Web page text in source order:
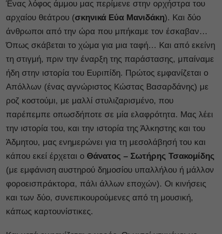
Ένας λόφος άμμου μας περίμενε στην ορχήστρα του
αρχαίου θεάτρου (σκηνικά Εύα Μανιδάκη). Και δύο
άνθρωποι από την ώρα που μπήκαμε τον έσκαβαν…
Όπως σκάβεται το χώμα για μια ταφή… Και από εκείνη
τη στιγμή, πριν την έναρξη της παράστασης, μπαίναμε
ήδη στην ιστορία του Ευριπίδη. Πρώτος εμφανίζεται ο
Απόλλων (ένας αγνώριστος Κώστας Βασαρδάνης) με
ροζ κοστούμι, με μαλλί στυλιζαρισμένο, που
παρέπεμπε οπωσδήποτε σε μία ελαφρότητα. Μας λέει
την ιστορία του, και την ιστορία της Άλκηστης και του
Άδμητου, μας ενημερώνει για τη μεσολάβησή του και
κάπου εκεί έρχεται ο Θάνατος – Σωτήρης Τσακομίδης
(με εμφάνιση αυστηρού δημοσίου υπαλλήλου ή μάλλον
φοροεισπράκτορα, πάλι άλλων εποχών). Οι κινήσεις
και των δύο, συνεπικουρούμενες από τη μουσική,
κάπως καρτουνίστικες.